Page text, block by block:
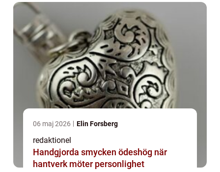
skyddande la...
06 maj 2026 Elin Forsberg
redaktionel
Handgjorda smycken ödeshög när
hantverk möter personlighet